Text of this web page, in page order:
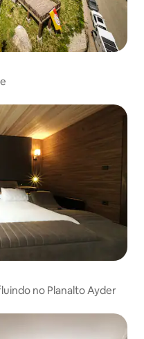
no Planalto Ayder